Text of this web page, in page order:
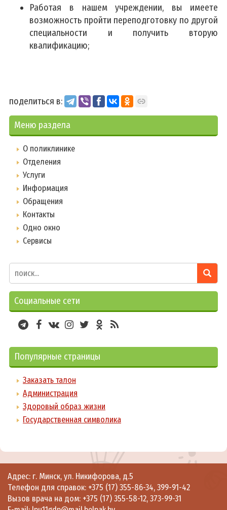
Работая в нашем учреждении, вы имеете
возможность пройти переподготовку по другой
специальности и получить вторую
квалификацию;
поделиться в:
Меню раздела
О поликлинике
Отделения
Услуги
Информация
Обращения
Контакты
Одно окно
Сервисы
Социальные сети
Популярные страницы
Заказать талон
Администрация
Здоровый образ жизни
Государственная символика
Адрес: г. Минск, ул. Никифорова, д.5
Телефон для справок: +375 (17) 355-86-34, 399-91-42
Вызов врача на дом: +375 (17) 355-58-12, 373-99-31